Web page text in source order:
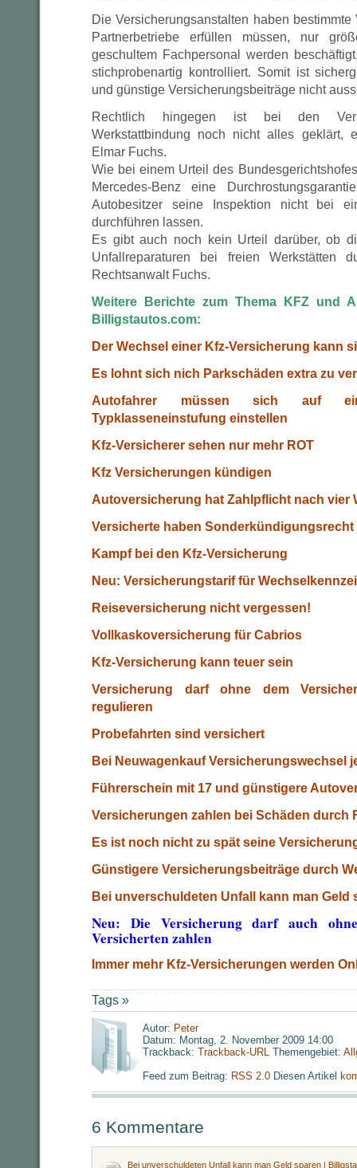
Die Versicherungsanstalten haben
Partnerbetriebe erfüllen müssen, nur
geschultem Fachpersonal werden
stichprobenartig kontrolliert. Somit ist
und günstige Versicherungsbeiträge nicht
Rechtlich hingegen ist bei den
Werkstattbindung noch nicht alles geklärt,
Elmar Fuchs.
Wie bei einem Urteil des
Mercedes-Benz eine
Autobesitzer seine Inspektion nicht bei
durchführen lassen.
Es gibt auch noch kein Urteil darüber, ob
Unfallreparaturen bei freien Werkstätten
Rechtsanwalt Fuchs.
Weitere Berichte zum Thema KFZ und
Billigstautos.com:
Der Wechsel einer Kfz-Versicherung kann
Es lohnt sich nich Parkschäden extra zu
Autofahrer müssen sich auf
Typklasseneinstufung einstellen
Kfz-Versicherer sehen nur mehr ROT
Kfz Versicherungen kündigen
Autoversicherung hat Zahlpflicht nach vier
Versicherte haben Sonderkündigungsrecht
Kampf bei den Kfz-Versicherung
Neu: Versicherungstarif für
Reiseversicherung nicht vergessen!
Vollkaskoversicherung für Cabrios
Kfz-Versicherung kann teuer sein
Versicherung darf ohne dem
regulieren
Probefahrten sind versichert
Bei Neuwagenkauf Versicherungswechsel
Führerschein mit 17 und günstigere
Versicherungen zahlen bei Schäden durch
Es ist noch nicht zu spät seine
Günstigere Versicherungsbeiträge durch
Bei unverschuldeten Unfall kann man Geld
Neu: Die Versicherung darf auch
Versicherten zahlen
Immer mehr Kfz-Versicherungen werden
Tags »
Autor: Peter
Datum: Montag, 2. November 2009 14:00
Trackback: Trackback-URL Themengebiet:
Feed zum Beitrag: RSS 2.0 Diesen Artikel
6 Kommentare
Bei unverschuldeten Unfall kann man Geld sparen |